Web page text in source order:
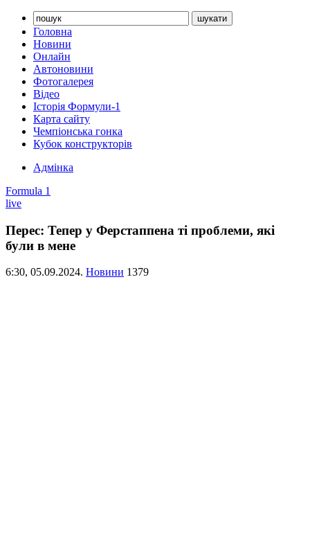
Головна
Новини
Онлайн
Автоновини
Фотогалерея
Відео
Історія Формули-1
Карта сайту
Чемпіонська гонка
Кубок конструкторів
Адмінка
Formula 1
live
Перес: Тепер у Ферстаппена ті проблеми, які
були в мене
6:30, 05.09.2024. Новини 1379